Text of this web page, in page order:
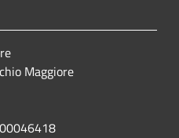
Maggiore